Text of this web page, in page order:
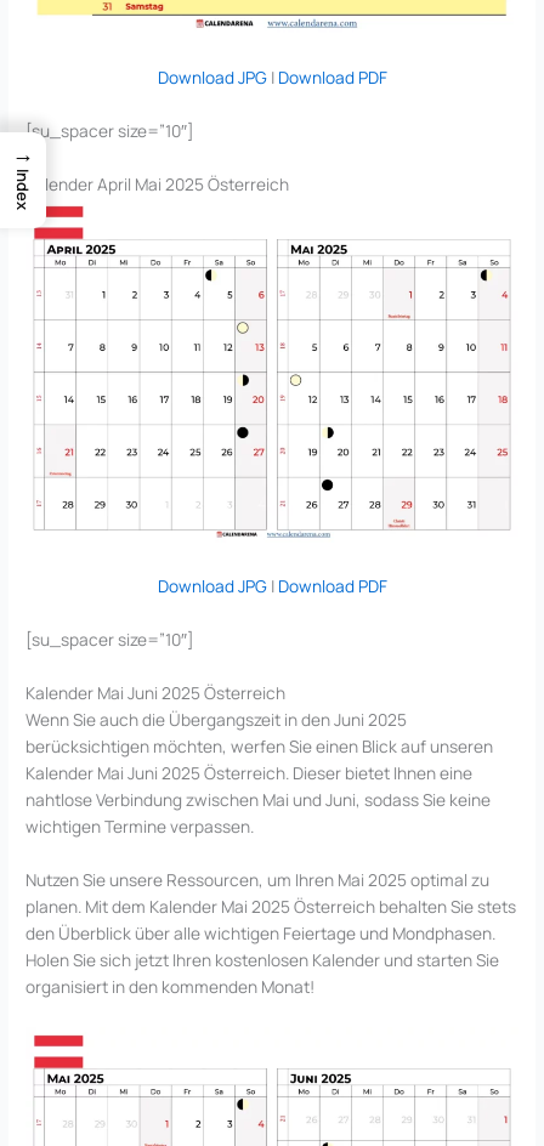
Download JPG| Download PDF
[su_spacer size=”10″]
Kalender April Mai 2025 Österreich
Download JPG| Download PDF
[su_spacer size=”10″]
Kalender Mai Juni 2025 Österreich
Wenn Sie auch die Übergangszeit in den Juni 2025
berücksichtigen möchten, werfen Sie einen Blick auf unseren
Kalender Mai Juni 2025 Österreich. Dieser bietet Ihnen eine
nahtlose Verbindung zwischen Mai und Juni, sodass Sie keine
wichtigen Termine verpassen.
Nutzen Sie unsere Ressourcen, um Ihren Mai 2025 optimal zu
planen. Mit dem Kalender Mai 2025 Österreich behalten Sie stets
den Überblick über alle wichtigen Feiertage und Mondphasen.
Holen Sie sich jetzt Ihren kostenlosen Kalender und starten Sie
organisiert in den kommenden Monat!
→
Index